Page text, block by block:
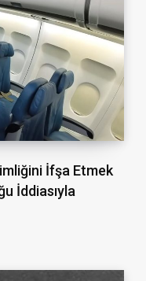
İfşa Etmek
İddiasıyla